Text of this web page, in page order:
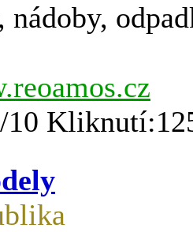
nádoby,
10